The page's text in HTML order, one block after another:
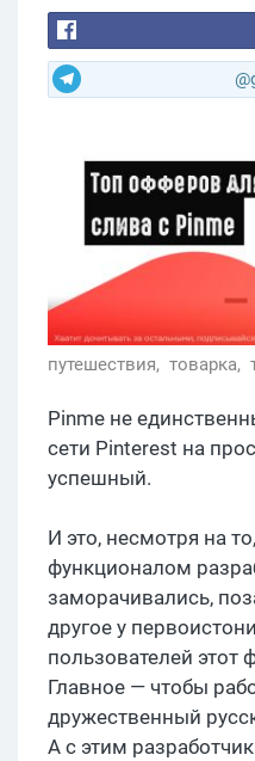
путешествия, товарка,
Pinme не
сети Pinterest на
успешный.
И это, несмотря на
функционалом
заморачивались,
другое у
пользователей этот
Главное — чтобы
дружественный
А с этим